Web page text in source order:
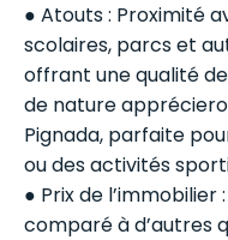
● Atouts : Proximité
scolaires, parcs et
offrant une qualité
de nature
Pignada, parfaite
ou des activités
● Prix de
comparé à d’autres